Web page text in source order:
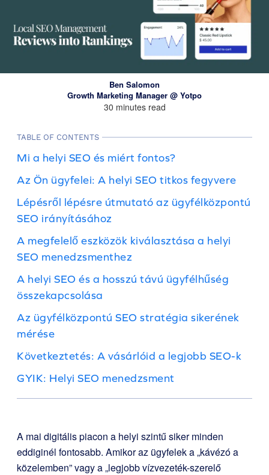
Ben Salomon
Growth Marketing Manager @ Yotpo
30 minutes read
TABLE OF CONTENTS
Mi a helyi SEO és miért fontos?
Az Ön ügyfelei: A helyi SEO titkos fegyvere
Lépésről lépésre útmutató az ügyfélközpontú
SEO irányításához
A megfelelő eszközök kiválasztása a helyi
SEO menedzsmenthez
A helyi SEO és a hosszú távú ügyfélhűség
összekapcsolása
Az ügyfélközpontú SEO stratégia sikerének
mérése
Következtetés: A vásárlóid a legjobb SEO-k
GYIK: Helyi SEO menedzsment
A mai digitális piacon a helyi szintű siker minden
eddiginél fontosabb. Amikor az ügyfelek a „kávézó a
közelemben” vagy a „legjobb vízvezeték-szerelő